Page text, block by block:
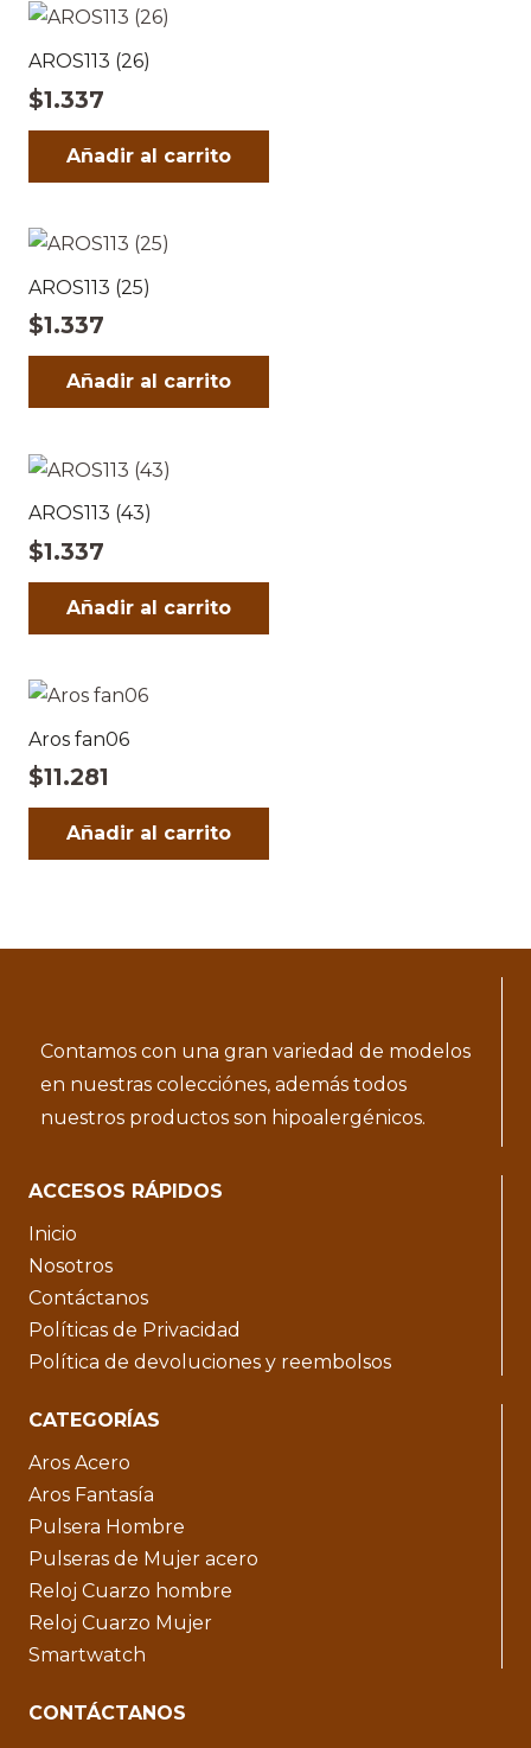
AROS113 (26)
$1.337
Añadir al carrito
AROS113 (25)
$1.337
Añadir al carrito
AROS113 (43)
$1.337
Añadir al carrito
Aros fan06
$11.281
Añadir al carrito
Contamos con una gran variedad de modelos
en nuestras colecciónes, además todos
nuestros productos son hipoalergénicos.
ACCESOS RÁPIDOS
Inicio
Nosotros
Contáctanos
Políticas de Privacidad
Política de devoluciones y reembolsos
CATEGORÍAS
Aros Acero
Aros Fantasía
Pulsera Hombre
Pulseras de Mujer acero
Reloj Cuarzo hombre
Reloj Cuarzo Mujer
Smartwatch
CONTÁCTANOS